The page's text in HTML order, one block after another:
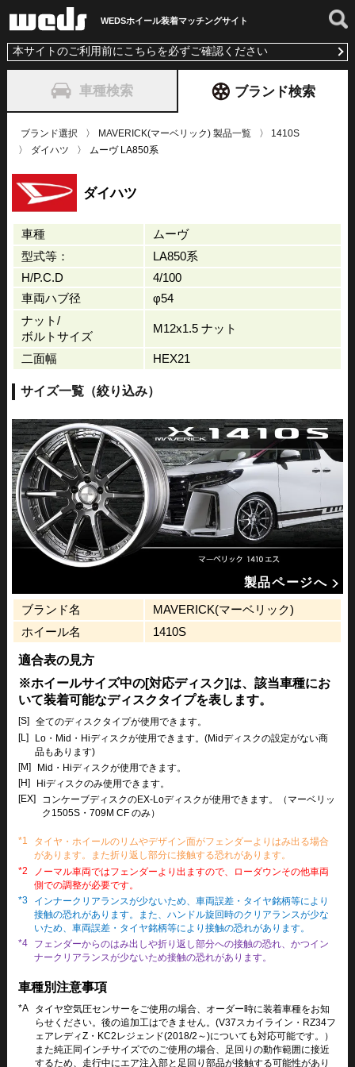
WEDSホイール装着マッチングサイト
本サイトのご利用前にこちらを必ずご確認ください
車種検索 ブランド検索
ブランド選択 MAVERICK(マーベリック) 製品一覧
1410S
ダイハツ
ムーヴ LA850系
ダイハツ
車種
ムーヴ
型式等：
LA850系
H/P.C.D
4/100
車両ハブ径
φ54
ナット/
ボルトサイズ
M12x1.5 ナット
二面幅 HEX21
サイズ一覧（絞り込み）
製品ページへ
ブランド名
MAVERICK(マーベリック)
ホイール名
1410S
適合表の見方
※ホイールサイズ中の[対応ディスク]は、該当車種にお
いて装着可能なディスクタイプを表します。
[S]
全てのディスクタイプが使用できます。
[L]
Lo・Mid・Hiディスクが使用できます。(Midディスクの設定がない商
品もあります)
[M]
Mid・Hiディスクが使用できます。
[H]
Hiディスクのみ使用できます。
[EX]
コンケーブディスクのEX-Loディスクが使用できます。（マーベリッ
ク1505S・709M CF のみ）
*1
タイヤ・ホイールのリムやデザイン面がフェンダーよりはみ出る場合
があります。また折り返し部分に接触する恐れがあります。
*2
ノーマル車両ではフェンダーより出ますので、ローダウンその他車両
側での調整が必要です。
*3
インナークリアランスが少ないため、車両誤差・タイヤ銘柄等により
接触の恐れがあります。また、ハンドル旋回時のクリアランスが少な
いため、車両誤差・タイヤ銘柄等により接触の恐れがあります。
*4
フェンダーからのはみ出しや折り返し部分への接触の恐れ、かつイン
ナークリアランスが少ないため接触の恐れがあります。
車種別注意事項
*A
タイヤ空気圧センサーをご使用の場合、オーダー時に装着車種をお知
らせください。後の追加工はできません。(V37スカイライン・RZ34フ
ェアレディZ・KC2レジェンド(2018/2～)についても対応可能です。）
また純正同インチサイズでのご使用の場合、足回りの動作範囲に接近
するため、走行中にエア注入部と足回り部品が接触する可能性があり